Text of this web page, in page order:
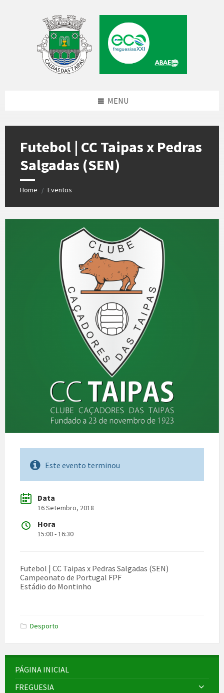
MENU
Futebol | CC Taipas x Pedras
Salgadas (SEN)
Home / Eventos
Este evento terminou
Data
16 Setembro, 2018
Hora
15:00 - 16:30
Futebol | CC Taipas x Pedras Salgadas (SEN)
Campeonato de Portugal FPF
Estádio do Montinho
Desporto
PÁGINA INICIAL
FREGUESIA